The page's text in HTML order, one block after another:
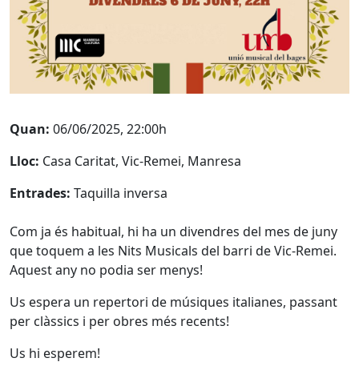
Quan: 06/06/2025, 22:00h
Lloc: Casa Caritat, Vic-Remei, Manresa
Entrades: Taquilla inversa
Com ja és habitual, hi ha un divendres del mes de juny
que toquem a les Nits Musicals del barri de Vic-Remei.
Aquest any no podia ser menys!
Us espera un repertori de músiques italianes, passant
per clàssics i per obres més recents!
Us hi esperem!